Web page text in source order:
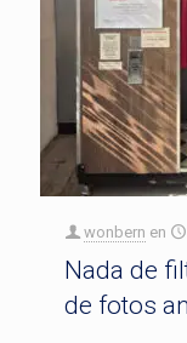
wonbern en
Nada de
de fotos